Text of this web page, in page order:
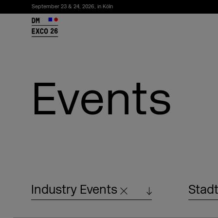
September 23 & 24, 2026, in Köln
26
Events
Industry Events